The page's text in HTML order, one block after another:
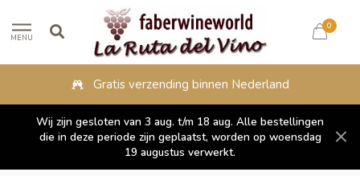
MENU
0
verzending binnen Nederland
Wij zijn gesloten van 3 aug. t/m 18 aug. Alle bestellingen
die in deze periode zijn geplaatst, worden op woensdag
19 augustus verwerkt.